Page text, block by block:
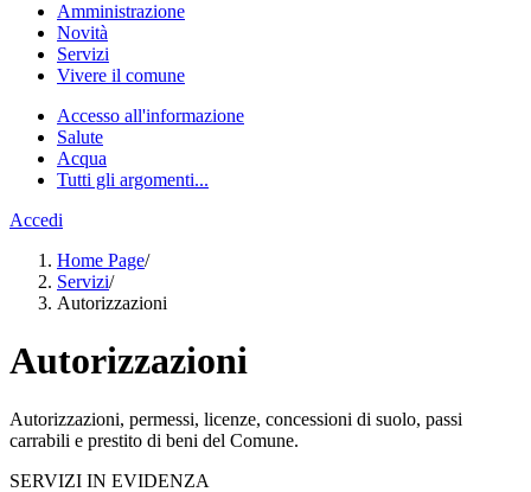
Amministrazione
Novità
Servizi
Vivere il comune
Accesso all'informazione
Salute
Acqua
Tutti gli argomenti...
Accedi
Home Page/
Servizi/
Autorizzazioni
Autorizzazioni
Autorizzazioni, permessi, licenze, concessioni di suolo, passi
carrabili e prestito di beni del Comune.
SERVIZI IN EVIDENZA